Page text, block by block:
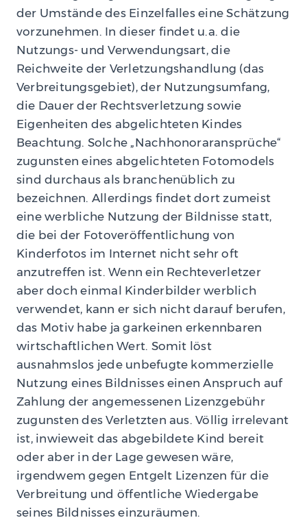
der Umstände des Einzelfalles eine Schätzung
vorzunehmen. In dieser findet u.a. die
Nutzungs- und Verwendungsart, die
Reichweite der Verletzungshandlung (das
Verbreitungsgebiet), der Nutzungsumfang,
die Dauer der Rechtsverletzung sowie
Eigenheiten des abgelichteten Kindes
Beachtung. Solche „Nachhonoraransprüche“
zugunsten eines abgelichteten Fotomodels
sind durchaus als branchenüblich zu
bezeichnen. Allerdings findet dort zumeist
eine werbliche Nutzung der Bildnisse statt,
die bei der Fotoveröffentlichung von
Kinderfotos im Internet nicht sehr oft
anzutreffen ist. Wenn ein Rechteverletzer
aber doch einmal Kinderbilder werblich
verwendet, kann er sich nicht darauf berufen,
das Motiv habe ja garkeinen erkennbaren
wirtschaftlichen Wert. Somit löst
ausnahmslos jede unbefugte kommerzielle
Nutzung eines Bildnisses einen Anspruch auf
Zahlung der angemessenen Lizenzgebühr
zugunsten des Verletzten aus. Völlig irrelevant
ist, inwieweit das abgebildete Kind bereit
oder aber in der Lage gewesen wäre,
irgendwem gegen Entgelt Lizenzen für die
Verbreitung und öffentliche Wiedergabe
seines Bildnisses einzuräumen.